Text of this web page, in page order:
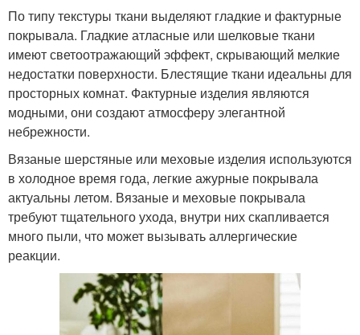
По типу текстуры ткани выделяют гладкие и фактурные
покрывала. Гладкие атласные или шелковые ткани
имеют светоотражающий эффект, скрывающий мелкие
недостатки поверхности. Блестящие ткани идеальны для
просторных комнат. Фактурные изделия являются
модными, они создают атмосферу элегантной
небрежности.
Вязаные шерстяные или меховые изделия используются
в холодное время года, легкие ажурные покрывала
актуальны летом. Вязаные и меховые покрывала
требуют тщательного ухода, внутри них скапливается
много пыли, что может вызывать аллергические
реакции.